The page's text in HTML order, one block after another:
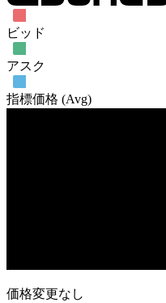
ビッド
アスク
指標価格 (Avg)
価格変更なし